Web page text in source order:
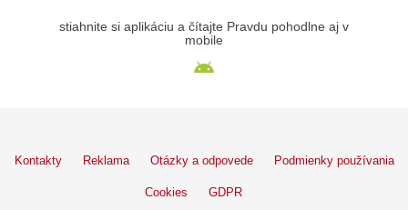
stiahnite si aplikáciu a čítajte Pravdu pohodlne aj v
mobile
Kontakty Reklama Otázky a odpovede Podmienky používania
Cookies GDPR